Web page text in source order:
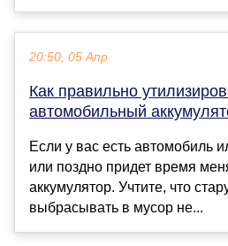
20:50, 05 Апр
Как правильно
автомобильный
Если у вас есть автомобиль
или поздно придет время
аккумулятор. Учтите, что
выбрасывать в мусор не...